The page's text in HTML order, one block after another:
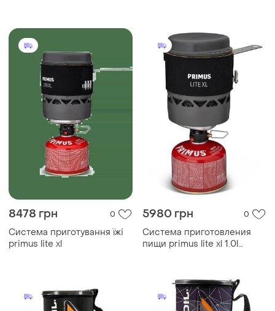
8478 грн 0
Система приготування їжі
primus lite xl
5980 грн 0
Система приготовления
пищи primus lite xl 1.0l